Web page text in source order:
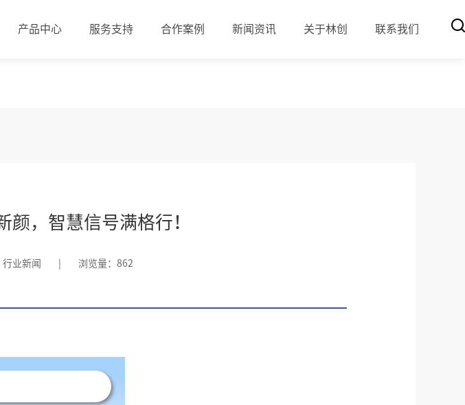
产品中心 服务支持 合作案例 新闻资讯 关于林创 联系我们
颜，智慧信号满格行！
行业新闻 浏览量：862